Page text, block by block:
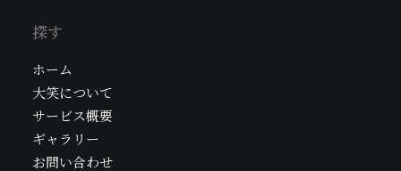
探す
ホーム
大笑について
サービス概要
ギャラリー
お問い合わせ